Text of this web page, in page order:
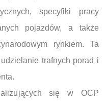
specyfiki pracy
pojazdów, a także
rynkiem. Ta
trafnych porad i
się w OCP